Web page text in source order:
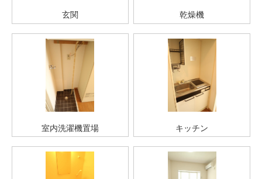
玄関 乾燥機
室内洗濯機置場 キッチン